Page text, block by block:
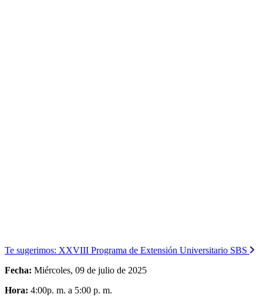
Te sugerimos: XXVIII Programa de Extensión Universitario SBS
Fecha: Miércoles, 09 de julio de 2025
Hora: 4:00p. m. a 5:00 p. m.